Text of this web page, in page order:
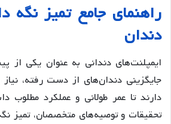
راهنمای جامع تمیز نگه
دندان
ایمپلنت‌های دندانی به عنوان یکی از
جایگزینی دندان‌های از دست رفته،
دارند تا عمر طولانی و عملکرد مطلوب
تحقیقات و توصیه‌های متخصصان، تمیز